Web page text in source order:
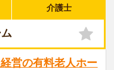
介護士
営の有料老人ホー